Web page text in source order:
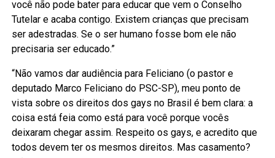
você não pode bater para educar que vem o Conselho
Tutelar e acaba contigo. Existem crianças que precisam
ser adestradas. Se o ser humano fosse bom ele não
precisaria ser educado.”
“Não vamos dar audiência para Feliciano (o pastor e
deputado Marco Feliciano do PSC-SP), meu ponto de
vista sobre os direitos dos gays no Brasil é bem clara: a
coisa está feia como está para você porque vocês
deixaram chegar assim. Respeito os gays, e acredito que
todos devem ter os mesmos direitos. Mas casamento?